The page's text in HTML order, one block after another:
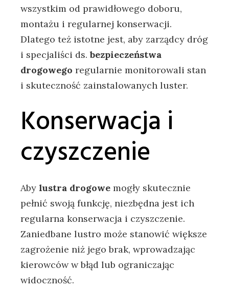
wszystkim od prawidłowego doboru,
montażu i regularnej konserwacji.
Dlatego też istotne jest, aby zarządcy dróg
i specjaliści ds.bezpieczeństwa
drogowego regularnie monitorowali stan
i skuteczność zainstalowanych luster.
Konserwacja i
czyszczenie
Abylustra drogowe mogły skutecznie
pełnić swoją funkcję, niezbędna jest ich
regularna konserwacja i czyszczenie.
Zaniedbane lustro może stanowić większe
zagrożenie niż jego brak, wprowadzając
kierowców w błąd lub ograniczając
widoczność.